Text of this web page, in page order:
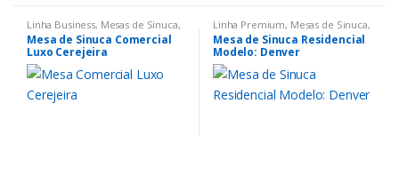
Linha Business, Mesas de Sinuca,
Sinucas
Mesa de Sinuca Comercial
Luxo Cerejeira
Linha Premium, Mesas de Sinuca,
Sinucas
Mesa de Sinuca Residencial
Modelo: Denver